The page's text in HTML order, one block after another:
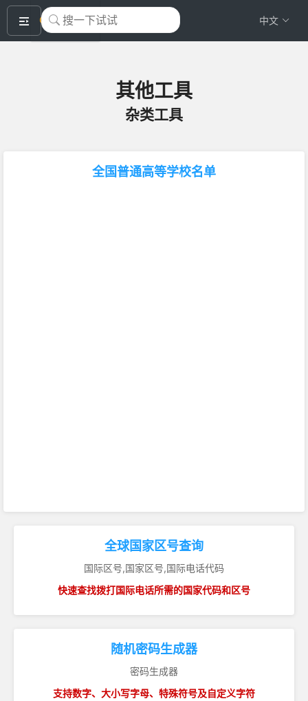
okeyTool 中文
其他工具
杂类工具
全国普通高等学校名单
全球国家区号查询
国际区号,国家区号,国际电话代码
快速查找拨打国际电话所需的国家代码和区号
随机密码生成器
密码生成器
支持数字、大小写字母、特殊符号及自定义字符